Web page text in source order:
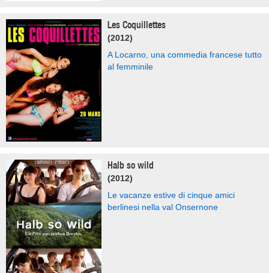
Les Coquillettes
(2012)
A Locarno, una commedia francese tutto
al femminile
Halb so wild
(2012)
Le vacanze estive di cinque amici
berlinesi nella val Onsernone